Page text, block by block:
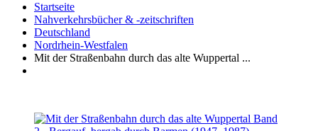
Startseite
Nahverkehrsbücher & -zeitschriften
Deutschland
Nordrhein-Westfalen
Mit der Straßenbahn durch das alte Wuppertal ...